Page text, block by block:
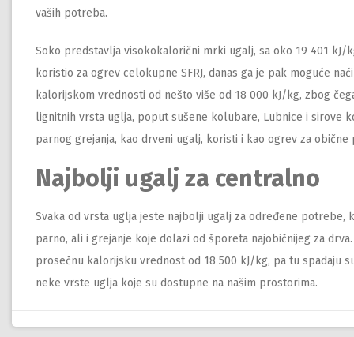
vaših potreba.
Soko predstavlja visokokalorični mrki ugalj, sa oko 19 401
koristio za ogrev celokupne SFRJ, danas ga je pak moguće
kalorijskom vrednosti od nešto više od 18 000 kJ/kg, zbog
lignitnih vrsta uglja, poput sušene kolubare, Lubnice i sirove
parnog grejanja, kao drveni ugalj, koristi i kao ogrev za obične
Najbolji ugalj za centralno
Svaka od vrsta uglja jeste najbolji ugalj za određene
parno, ali i grejanje koje dolazi od šporeta najobičnijeg za
prosečnu kalorijsku vrednost od 18 500 kJ/kg, pa tu spadaju
neke vrste uglja koje su dostupne na našim prostorima.